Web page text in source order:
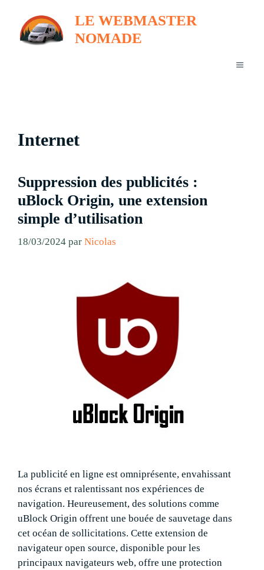
contenu
LE WEBMASTER
NOMADE
MENU
Internet
Suppression des publicités :
uBlock Origin, une extension
simple d’utilisation
18/03/2024 par Nicolas
La publicité en ligne est omniprésente, envahissant
nos écrans et ralentissant nos expériences de
navigation. Heureusement, des solutions comme
uBlock Origin offrent une bouée de sauvetage dans
cet océan de sollicitations. Cette extension de
navigateur open source, disponible pour les
principaux navigateurs web, offre une protection